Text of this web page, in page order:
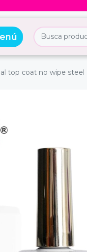
top coat no wipe steel